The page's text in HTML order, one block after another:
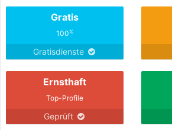
Gratis
100%
Gratisdienste
Ernsthaft
Top-Profile
Geprüft